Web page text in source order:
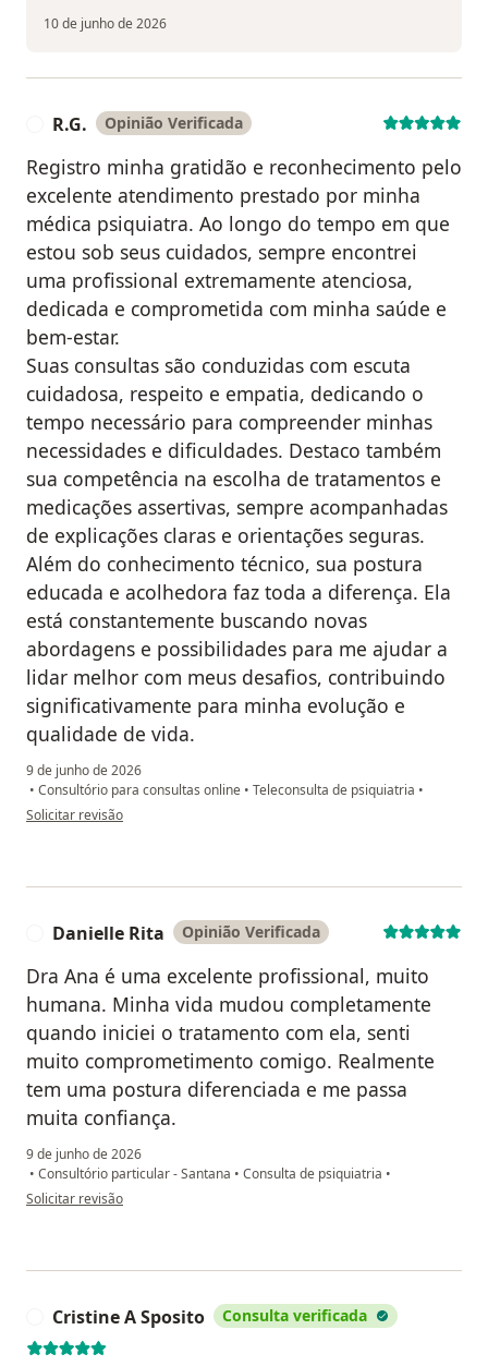
10 de junho de 2026
R.G. Opinião Verificada
Registro minha gratidão e reconhecimento pelo
excelente atendimento prestado por minha
médica psiquiatra. Ao longo do tempo em que
estou sob seus cuidados, sempre encontrei
uma profissional extremamente atenciosa,
dedicada e comprometida com minha saúde e
bem-estar.
Suas consultas são conduzidas com escuta
cuidadosa, respeito e empatia, dedicando o
tempo necessário para compreender minhas
necessidades e dificuldades. Destaco também
sua competência na escolha de tratamentos e
medicações assertivas, sempre acompanhadas
de explicações claras e orientações seguras.
Além do conhecimento técnico, sua postura
educada e acolhedora faz toda a diferença. Ela
está constantemente buscando novas
abordagens e possibilidades para me ajudar a
lidar melhor com meus desafios, contribuindo
significativamente para minha evolução e
qualidade de vida.
9 de junho de 2026
• Consultório para consultas online • Teleconsulta de psiquiatria •
na opinião do utilizador R.G.
Solicitar revisão
Danielle Rita Opinião Verificada
Dra Ana é uma excelente profissional, muito
humana. Minha vida mudou completamente
quando iniciei o tratamento com ela, senti
muito comprometimento comigo. Realmente
tem uma postura diferenciada e me passa
muita confiança.
9 de junho de 2026
• Consultório particular - Santana • Consulta de psiquiatria •
na opinião do utilizador Danielle Rita
Solicitar revisão
Cristine A Sposito Consulta verificada